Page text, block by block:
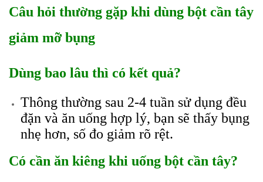
Câu hỏi thường gặp khi dùng bột cần tây
giảm mỡ bụng
Dùng bao lâu thì có kết quả?
Thông thường sau 2-4 tuần sử dụng đều
đặn và ăn uống hợp lý, bạn sẽ thấy bụng
nhẹ hơn, số đo giảm rõ rệt.
Có cần ăn kiêng khi uống bột cần tây?